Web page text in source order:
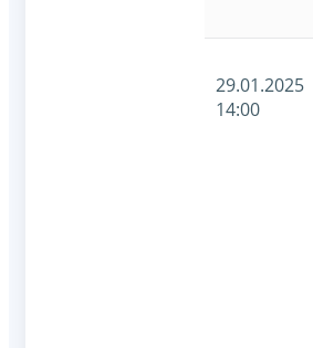
29.01.2025
14:00